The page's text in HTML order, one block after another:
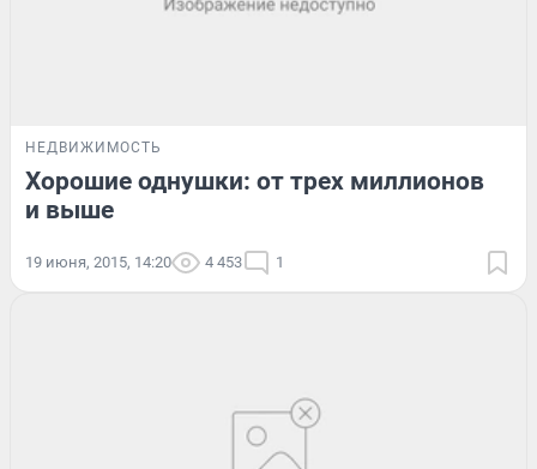
НЕДВИЖИМОСТЬ
Хорошие однушки: от трех миллионов
и выше
19 июня, 2015, 14:20 4 453 1